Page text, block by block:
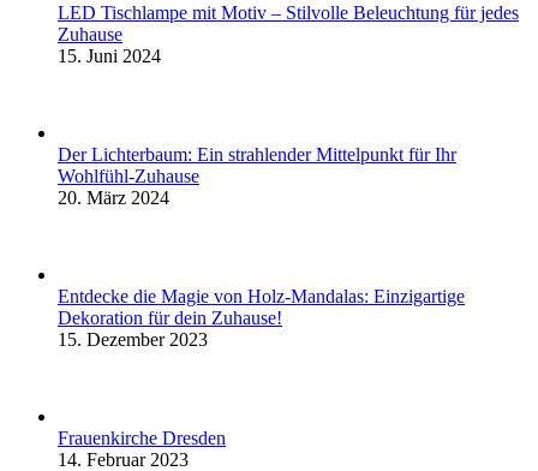
LED Tischlampe mit Motiv – Stilvolle Beleuchtung für jedes
Zuhause
15. Juni 2024
Der Lichterbaum: Ein strahlender Mittelpunkt für Ihr
Wohlfühl-Zuhause
20. März 2024
Entdecke die Magie von Holz-Mandalas: Einzigartige
Dekoration für dein Zuhause!
15. Dezember 2023
Frauenkirche Dresden
14. Februar 2023